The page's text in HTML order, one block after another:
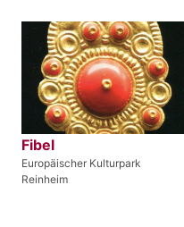
Fibel
Europäischer Kulturpark
Reinheim